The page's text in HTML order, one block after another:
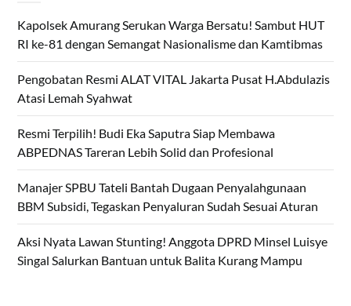
Kapolsek Amurang Serukan Warga Bersatu! Sambut HUT
RI ke-81 dengan Semangat Nasionalisme dan Kamtibmas
Pengobatan Resmi ALAT VITAL Jakarta Pusat H.Abdulazis
Atasi Lemah Syahwat
Resmi Terpilih! Budi Eka Saputra Siap Membawa
ABPEDNAS Tareran Lebih Solid dan Profesional
Manajer SPBU Tateli Bantah Dugaan Penyalahgunaan
BBM Subsidi, Tegaskan Penyaluran Sudah Sesuai Aturan
Aksi Nyata Lawan Stunting! Anggota DPRD Minsel Luisye
Singal Salurkan Bantuan untuk Balita Kurang Mampu